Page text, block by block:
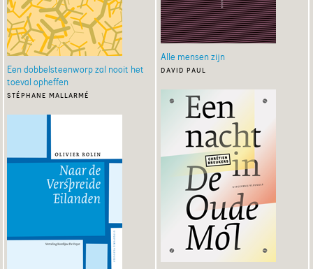
Een dobbelsteenworp zal nooit het
toeval opheffen
stéphane mallarmé
Alle mensen zijn
david paul